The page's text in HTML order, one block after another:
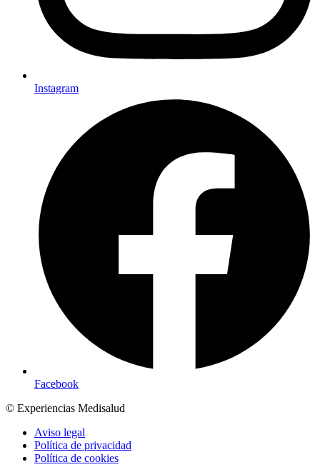
Instagram
Facebook
© Experiencias Medisalud
Aviso legal
Política de privacidad
Política de cookies